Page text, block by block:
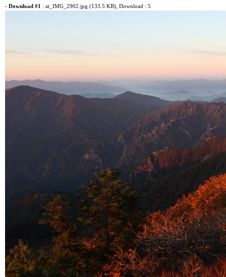
- Download #1 : at_IMG_2902.jpg (133.5 KB) , Download : 5